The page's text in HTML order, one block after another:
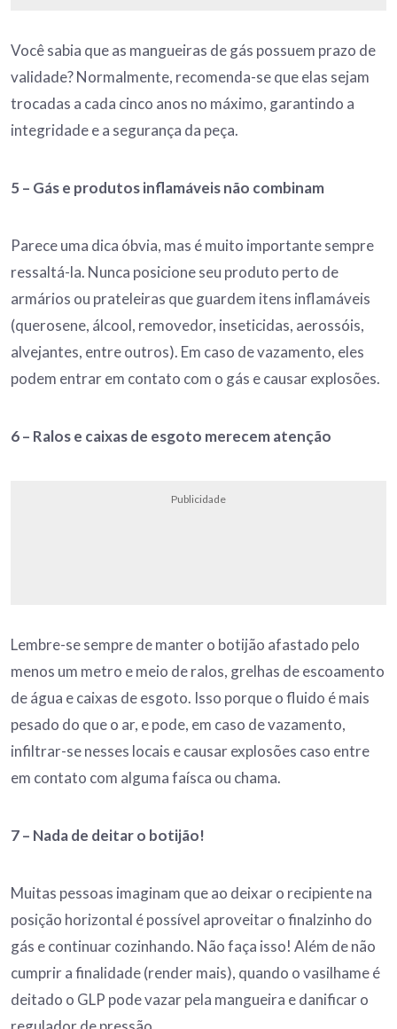
Você sabia que as mangueiras de gás possuem prazo de
validade? Normalmente, recomenda-se que elas sejam
trocadas a cada cinco anos no máximo, garantindo a
integridade e a segurança da peça.
5 – Gás e produtos inflamáveis não combinam
Parece uma dica óbvia, mas é muito importante sempre
ressaltá-la. Nunca posicione seu produto perto de
armários ou prateleiras que guardem itens inflamáveis
(querosene, álcool, removedor, inseticidas, aerossóis,
alvejantes, entre outros). Em caso de vazamento, eles
podem entrar em contato com o gás e causar explosões.
6 – Ralos e caixas de esgoto merecem atenção
Publicidade
Lembre-se sempre de manter o botijão afastado pelo
menos um metro e meio de ralos, grelhas de escoamento
de água e caixas de esgoto. Isso porque o fluido é mais
pesado do que o ar, e pode, em caso de vazamento,
infiltrar-se nesses locais e causar explosões caso entre
em contato com alguma faísca ou chama.
7 – Nada de deitar o botijão!
Muitas pessoas imaginam que ao deixar o recipiente na
posição horizontal é possível aproveitar o finalzinho do
gás e continuar cozinhando. Não faça isso! Além de não
cumprir a finalidade (render mais), quando o vasilhame é
deitado o GLP pode vazar pela mangueira e danificar o